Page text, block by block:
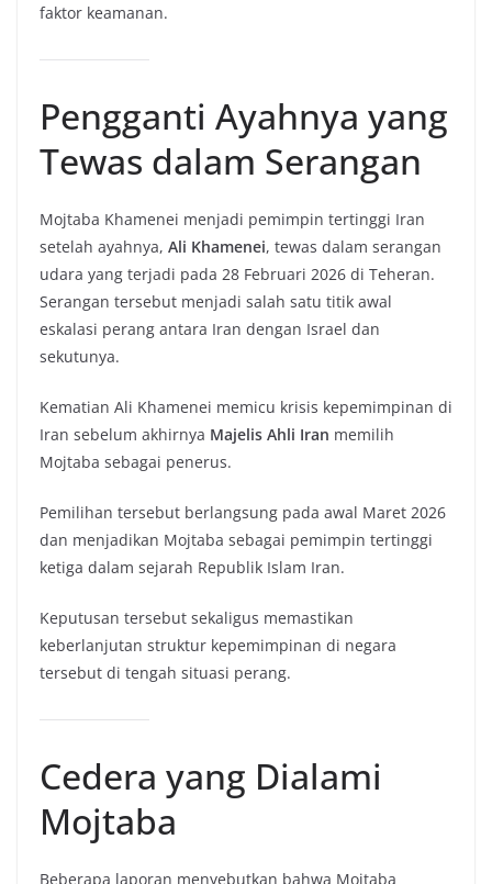
faktor keamanan.
Pengganti Ayahnya yang
Tewas dalam Serangan
Mojtaba Khamenei menjadi pemimpin tertinggi Iran
setelah ayahnya, Ali Khamenei, tewas dalam serangan
udara yang terjadi pada 28 Februari 2026 di Teheran.
Serangan tersebut menjadi salah satu titik awal
eskalasi perang antara Iran dengan Israel dan
sekutunya.
Kematian Ali Khamenei memicu krisis kepemimpinan di
Iran sebelum akhirnya Majelis Ahli Iran memilih
Mojtaba sebagai penerus.
Pemilihan tersebut berlangsung pada awal Maret 2026
dan menjadikan Mojtaba sebagai pemimpin tertinggi
ketiga dalam sejarah Republik Islam Iran.
Keputusan tersebut sekaligus memastikan
keberlanjutan struktur kepemimpinan di negara
tersebut di tengah situasi perang.
Cedera yang Dialami
Mojtaba
Beberapa laporan menyebutkan bahwa Mojtaba